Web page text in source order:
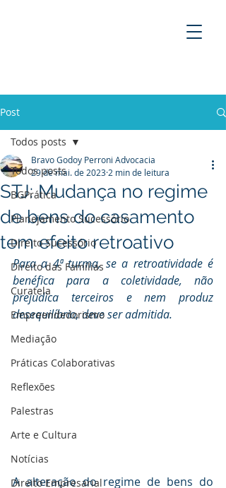
Post
Todos posts
BGPrática
Planejamento Sucessório
Direito Sucessório
Direito das Famílias
Curatela
Empreendedorismo
Mediaçāo
Práticas Colaborativas
Reflexões
Palestras
Arte e Cultura
Notícias
Direito Empresarial
Todos posts
STJ: Mudança no regime
de bens do casamento
tem efeito retroativo
Bravo Godoy Perroni Advocacia
29 de mai. de 2023 2 min de leitura
Para a 4ª turma, se a retroatividade é
benéfica para a coletividade, não
prejudica terceiros e nem produz
desequilíbrio, deve ser admitida.
A alteração do regime de bens do